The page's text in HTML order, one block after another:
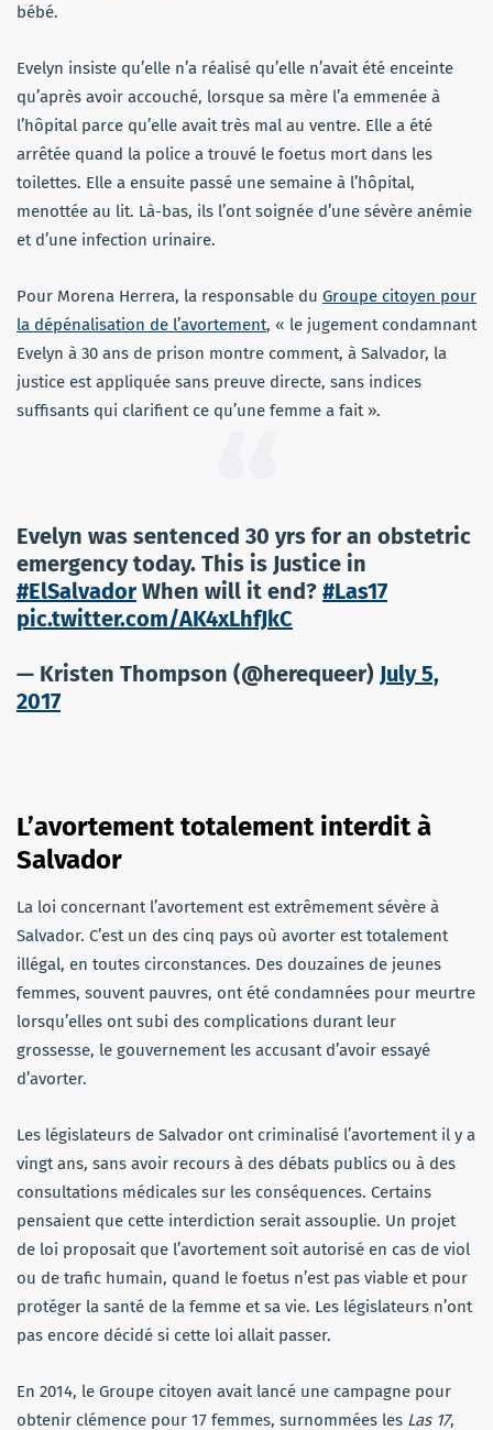
bébé.
Evelyn insiste qu’elle n’a réalisé qu’elle n’avait été enceinte
qu’après avoir accouché, lorsque sa mère l’a emmenée à
l’hôpital parce qu’elle avait très mal au ventre. Elle a été
arrêtée quand la police a trouvé le foetus mort dans les
toilettes. Elle a ensuite passé une semaine à l’hôpital,
menottée au lit. Là-bas, ils l’ont soignée d’une sévère anémie
et d’une infection urinaire.
Pour Morena Herrera, la responsable du Groupe citoyen pour
la dépénalisation de l’avortement, « le jugement condamnant
Evelyn à 30 ans de prison montre comment, à Salvador, la
justice est appliquée sans preuve directe, sans indices
suffisants qui clarifient ce qu’une femme a fait ».
Evelyn was sentenced 30 yrs for an obstetric
emergency today. This is Justice in
#ElSalvador When will it end? #Las17
pic.twitter.com/AK4xLhfJkC
— Kristen Thompson (@herequeer) July 5,
2017
L’avortement totalement interdit à
Salvador
La loi concernant l’avortement est extrêmement sévère à
Salvador. C’est un des cinq pays où avorter est totalement
illégal, en toutes circonstances. Des douzaines de jeunes
femmes, souvent pauvres, ont été condamnées pour meurtre
lorsqu’elles ont subi des complications durant leur
grossesse, le gouvernement les accusant d’avoir essayé
d’avorter.
Les législateurs de Salvador ont criminalisé l’avortement il y a
vingt ans, sans avoir recours à des débats publics ou à des
consultations médicales sur les conséquences. Certains
pensaient que cette interdiction serait assouplie. Un projet
de loi proposait que l’avortement soit autorisé en cas de viol
ou de trafic humain, quand le foetus n’est pas viable et pour
protéger la santé de la femme et sa vie. Les législateurs n’ont
pas encore décidé si cette loi allait passer.
En 2014, le Groupe citoyen avait lancé une campagne pour
obtenir clémence pour 17 femmes, surnommées les Las 17,